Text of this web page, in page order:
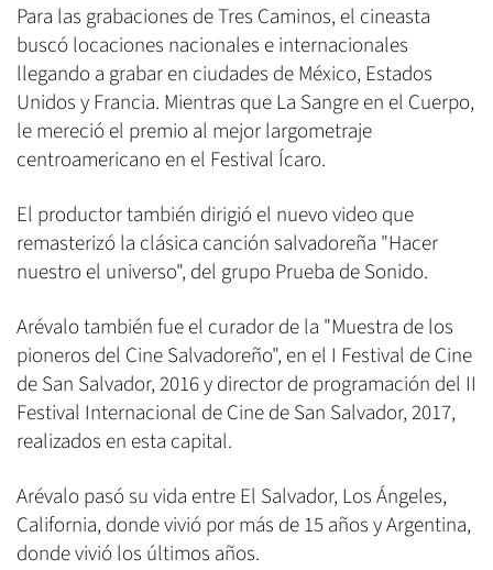
Para las grabaciones de Tres Caminos, el cineasta
buscó locaciones nacionales e internacionales
llegando a grabar en ciudades de México, Estados
Unidos y Francia. Mientras que La Sangre en el Cuerpo,
le mereció el premio al mejor largometraje
centroamericano en el Festival Ícaro.
El productor también dirigió el nuevo video que
remasterizó la clásica canción salvadoreña "Hacer
nuestro el universo", del grupo Prueba de Sonido.
Arévalo también fue el curador de la "Muestra de los
pioneros del Cine Salvadoreño", en el I Festival de Cine
de San Salvador, 2016 y director de programación del II
Festival Internacional de Cine de San Salvador, 2017,
realizados en esta capital.
Arévalo pasó su vida entre El Salvador, Los Ángeles,
California, donde vivió por más de 15 años y Argentina,
donde vivió los últimos años.